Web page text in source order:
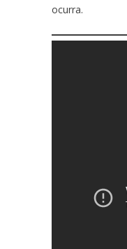
ocurra.